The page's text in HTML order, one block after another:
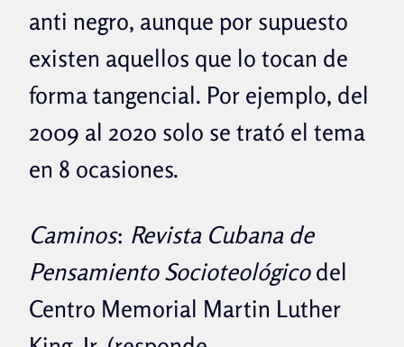
anti negro, aunque por supuesto
existen aquellos que lo tocan de
forma tangencial. Por ejemplo, del
2009 al 2020 solo se trató el tema
en 8 ocasiones.
Caminos: Revista Cubana de
Pensamiento Socioteológicodel
Centro Memorial Martin Luther